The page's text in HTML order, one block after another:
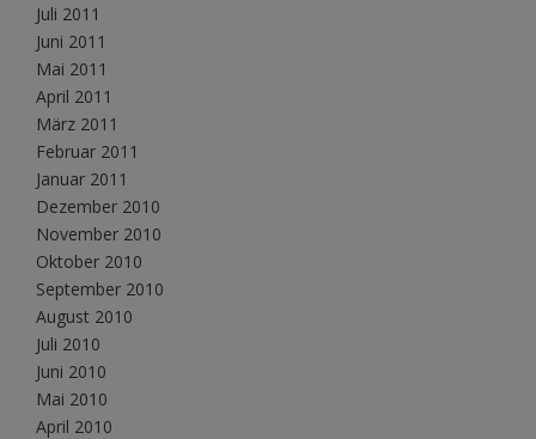
Juli 2011
Juni 2011
Mai 2011
April 2011
März 2011
Februar 2011
Januar 2011
Dezember 2010
November 2010
Oktober 2010
September 2010
August 2010
Juli 2010
Juni 2010
Mai 2010
April 2010